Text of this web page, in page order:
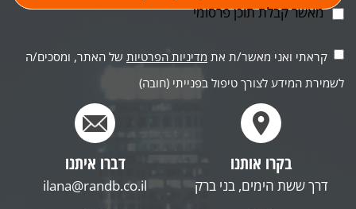
מאשר קבלת תוכן פרסומי
קראתי ואני מאשר/ת את מדיניות הפרטיות של האתר, ומסכים/ה
לשמירת המידע לצורך טיפול בפנייתי (חובה)
בקרו אותנו
דרך ששת הימים, בני ברק
דברו איתנו
ilana@randb.co.il